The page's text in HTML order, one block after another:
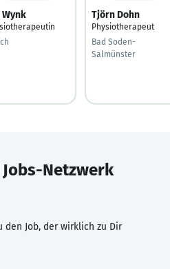
Tjörn Dohn
Physiotherapeut
Bad Soden-
Salmünster
Jobs-Netzwerk
den Job, der wirklich zu Dir